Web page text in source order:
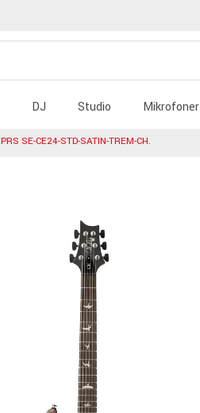
DJ Studio Mikrofoner
PRS SE-CE24-STD-SATIN-TREM-CH.